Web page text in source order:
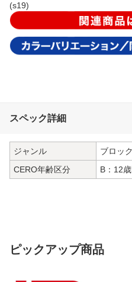
(s19)
スペック詳細
ジャンル
ブロッ
CERO年齢区分
B：12
ピックアップ商品